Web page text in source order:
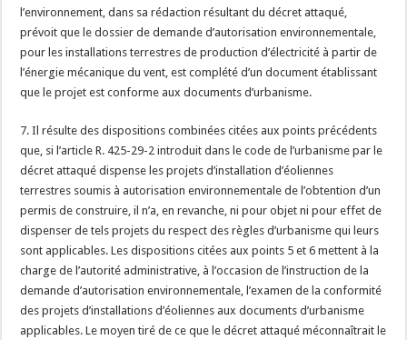
l’environnement, dans sa rédaction résultant du décret attaqué,
prévoit que le dossier de demande d’autorisation environnementale,
pour les installations terrestres de production d’électricité à partir de
l’énergie mécanique du vent, est complété d’un document établissant
que le projet est conforme aux documents d’urbanisme.
7. Il résulte des dispositions combinées citées aux points précédents
que, si l’article R. 425-29-2 introduit dans le code de l’urbanisme par le
décret attaqué dispense les projets d’installation d’éoliennes
terrestres soumis à autorisation environnementale de l’obtention d’un
permis de construire, il n’a, en revanche, ni pour objet ni pour effet de
dispenser de tels projets du respect des règles d’urbanisme qui leurs
sont applicables. Les dispositions citées aux points 5 et 6 mettent à la
charge de l’autorité administrative, à l’occasion de l’instruction de la
demande d’autorisation environnementale, l’examen de la conformité
des projets d’installations d’éoliennes aux documents d’urbanisme
applicables. Le moyen tiré de ce que le décret attaqué méconnaîtrait le